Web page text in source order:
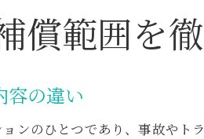
償範囲を
容の違い
ンのひとつであり、事故や